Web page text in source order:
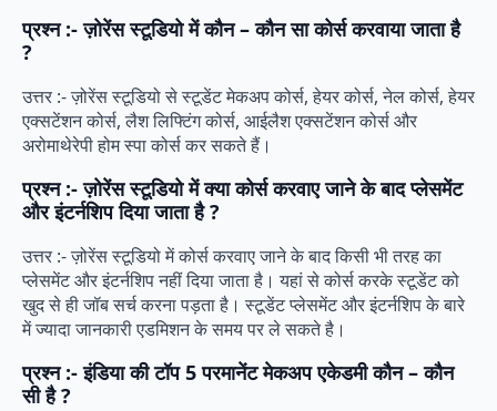
प्रश्न :- ज़ोरेंस स्टूडियो में कौन – कौन सा कोर्स करवाया जाता है
?
उत्तर :- ज़ोरेंस स्टूडियो से स्टूडेंट मेकअप कोर्स, हेयर कोर्स, नेल कोर्स, हेयर
एक्सटेंशन कोर्स, लैश लिफ्टिंग कोर्स, आईलैश एक्सटेंशन कोर्स और
अरोमाथेरेपी होम स्पा कोर्स कर सकते हैं।
प्रश्न :- ज़ोरेंस स्टूडियो में क्या कोर्स करवाए जाने के बाद प्लेसमेंट
और इंटर्नशिप दिया जाता है ?
उत्तर :- ज़ोरेंस स्टूडियो में कोर्स करवाए जाने के बाद किसी भी तरह का
प्लेसमेंट और इंटर्नशिप नहीं दिया जाता है। यहां से कोर्स करके स्टूडेंट को
खुद से ही जॉब सर्च करना पड़ता है। स्टूडेंट प्लेसमेंट और इंटर्नशिप के बारे
में ज्यादा जानकारी एडमिशन के समय पर ले सकते है।
प्रश्न :- इंडिया की टॉप 5 परमानेंट मेकअप एकेडमी कौन – कौन
सी है ?